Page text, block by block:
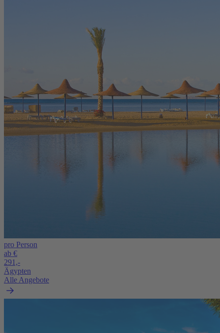
pro Person
ab €
291,-
Ägypten
Alle Angebote